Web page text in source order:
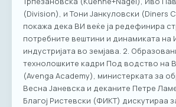
(Division), и Тони Јанкуловски (Diners
покажа дека ВИ веќе ја редефинира
потребните вештини и динамиката на
индустријата во земјава. 2.
технолошките кадри Под водство на
(Avenga Academy), министерката за
Весна Јаневска и деканите Петре
Благој Ристевски (ФИКТ) дискутираа